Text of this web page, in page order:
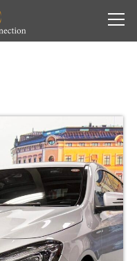
marvelous